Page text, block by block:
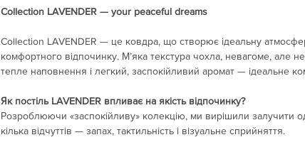
Collection LAVENDER — your peaceful dreams
Collection LAVENDER — це ковдра, що створює ідеальну
комфортного відпочинку. М’яка текстура чохла, невагоме, але
тепле наповнення і легкий, заспокійливий аромат — ідеальне
Як постіль LAVENDER впливає на якість відпочинку?
Розроблюючи «заспокійливу» колекцію, ми вирішили залучити
кілька відчуттів — запах, тактильність і візуальне сприйняття.